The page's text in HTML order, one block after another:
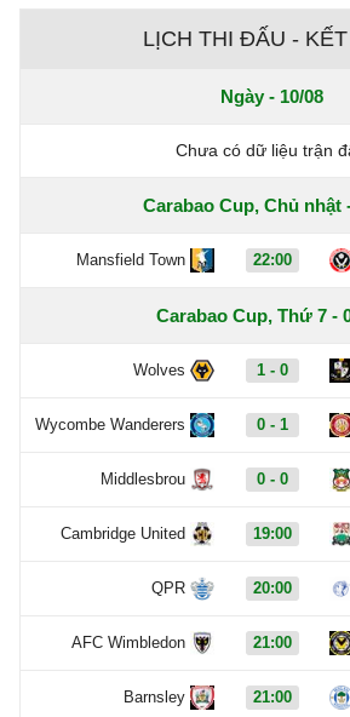
LỊCH THI ĐẤU -
Ngày - 10/08
Chưa có dữ liệu trận
Carabao Cup, Chủ nhật
Mansfield Town 22:00
Carabao Cup, Thứ 7 -
Wolves 1 - 0
Wycombe Wanderers 0 - 1
Middlesbrou 0 - 0
Cambridge United 19:00
QPR 20:00
AFC Wimbledon 21:00
Barnsley 21:00